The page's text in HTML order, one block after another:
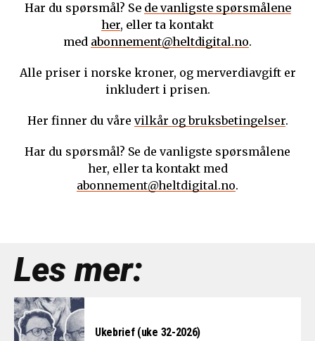
Har du spørsmål? Se de vanligste spørsmålene
her, eller ta kontakt
med abonnement@heltdigital.no.
Alle priser i norske kroner, og merverdiavgift er
inkludert i prisen.
Her finner du våre vilkår og bruksbetingelser.
Har du spørsmål? Se de vanligste spørsmålene
her, eller ta kontakt med
abonnement@heltdigital.no.
Les mer:
Ukebrief (uke 32-2026)